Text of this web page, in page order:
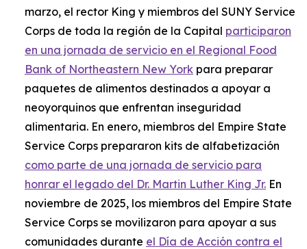
marzo, el rector King y miembros del SUNY Service
Corps de toda la región de la Capital participaron
en una jornada de servicio en el Regional Food
Bank of Northeastern New York para preparar
paquetes de alimentos destinados a apoyar a
neoyorquinos que enfrentan inseguridad
alimentaria. En enero, miembros del Empire State
Service Corps prepararon kits de alfabetización
como parte de una jornada de servicio para
honrar el legado del Dr. Martin Luther King Jr. En
noviembre de 2025, los miembros del Empire State
Service Corps se movilizaron para apoyar a sus
comunidades durante el Día de Acción contra el